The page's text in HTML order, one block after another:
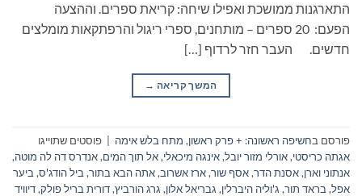
התארגנות ממושכת ואפילו שיחה: קריאת ספרים. וההצעה
הפעם: 20 ספרים – מותחנים, ספרי ריגול והרפתקאות מומלצים
חדשים. העבר חזר לרדוף […]
המשך קריאה →
פורסם בחשיפה ראשונה: + פרק ראשון, מתח בלש אימה
פוסטים שתוייגו
אגתה כריסטי,אורלי מזור יובל,אינגה מיכאלי,אל תוך המים,אנדרס דה לה מוטה,
אנתוני וארן,אסנת הדר,אסף שור,ארז אשרוב,אתה הבא בתור,ביל הודג'ס,ביער
אפל,בראד תור, ג'וליה היברלין, גבריאל אלון, גרג הורביץ,דורית בריל פולק,דיוויד